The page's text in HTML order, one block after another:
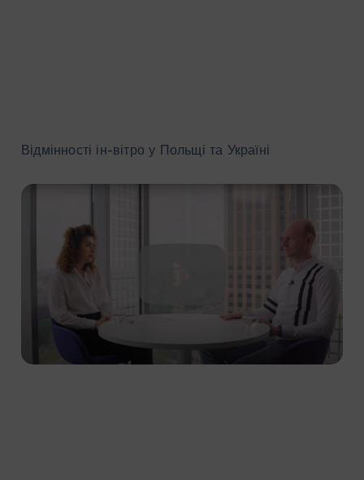
Відмінності ін-вітро у Польщі та Україні